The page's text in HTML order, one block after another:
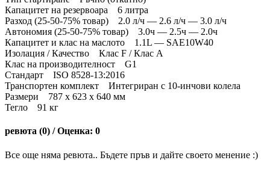
Капацитет на резервоара 6 литра
Разход (25-50-75% товар) 2.0 л/ч — 2.6 л/ч — 3.0 л/ч
Автономия (25-50-75% товар) 3.0ч — 2.5ч — 2.0ч
Капацитет и клас на маслото 1.1L — SAE10W40
Изолация / Качество Клас F / Клас A
Клас на производителност G1
Стандарт ISO 8528-13:2016
Транспортен комплект Интегриран с 10-инчови колела
Размери 787 x 623 x 640 мм
Тегло 91 кг
ревюта (0) / Оценка: 0
Все още няма ревюта.. Бъдете пръв и дайте своето менение :)